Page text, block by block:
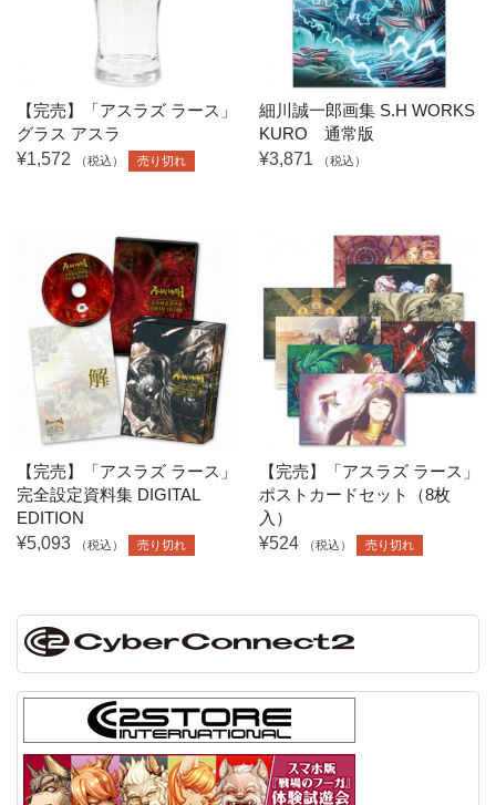
【完売】「アスラズ ラース」
グラス アスラ
¥1,572
（税込） 売り切れ
細川誠一郎画集 S.H WORKS
KURO 通常版
¥3,871
（税込）
【完売】「アスラズ ラース」
完全設定資料集 DIGITAL
EDITION
¥5,093
（税込） 売り切れ
【完売】「アスラズ ラース」
ポストカードセット（8枚
入）
¥524
（税込） 売り切れ